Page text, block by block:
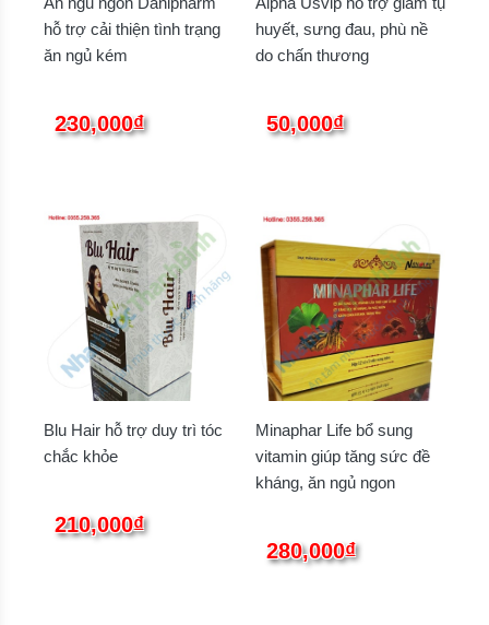
hỗ trợ cải thiện tình trạng
ăn ngủ kém
230,000₫
huyết, sưng đau, phù nề
do chấn thương
50,000₫
Blu Hair hỗ trợ duy trì tóc
chắc khỏe
210,000₫
Minaphar Life bổ sung
vitamin giúp tăng sức đề
kháng, ăn ngủ ngon
280,000₫